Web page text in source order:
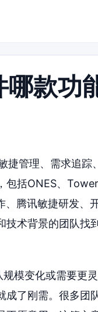
款功
捷管理、需求追踪
括ONES、Tower
腾讯敏捷研发、
技术背景的团队找
模变化或需要更
成了刚需。很多团